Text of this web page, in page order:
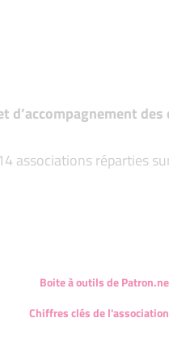
des
associations réparties
Boite à outils de Patron.ne
Chiffres clés de l'association